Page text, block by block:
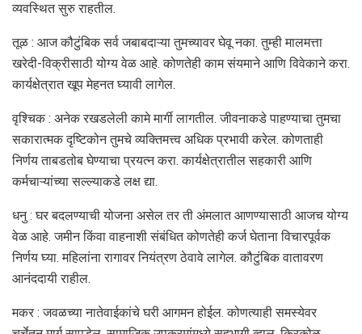
व्यवस्थित सुरु राहतील.
तूळ : आज कौटुंबिक सर्व जबाबदाऱ्या तुमच्यावर घेवू नका. तुम्ही मालमत्ता
खरेदी-विक्रीसाठी योग्‍य वेळ आहे. कोणतेही काम संयमाने आणि विवेकाने करा.
कार्यक्षेत्रात खूप मेहनत घ्यावी लागेल.
वृश्चिक : अनेक रखडलेली कामे मार्गी लागतील. जीवनाकडे पाहण्याचा तुमचा
सकारात्मक दृष्टिकोन तुमचे व्यक्तिमत्त्व अधिक प्रभावी करेल. कोणताही
निर्णय ताबडतोब घेण्याचा प्रयत्न करा. कार्यक्षेत्रातील सहकारी आणि
कर्मचाऱ्यांच्या सल्ल्याकडे लक्ष द्या.
धनु : घर बदलण्याची योजना असेल तर ती अंमलात आणण्यासाठी आजच योग्य
वेळ आहे. जमीन किंवा वाहनाशी संबंधित कोणतेही कर्ज घेताना विचारपूर्वक
निर्णय घ्‍या. महिलांना रागावर नियंत्रण ठेवावे लागेल. कौटुंबिक वातावरण
आनंददायी राहील.
मकर : जवळच्‍या नातेवाईकांचे घरी आगमन होईल. कोणत्‍याही समस्‍येवर